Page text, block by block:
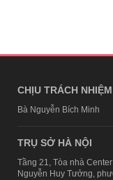
CHỊU TRÁCH
Bà Nguyễn Bích Minh
TRỤ SỞ HÀ NỘI
Tầng 21, Tòa nhà
Nguyễn Huy Tưởng,